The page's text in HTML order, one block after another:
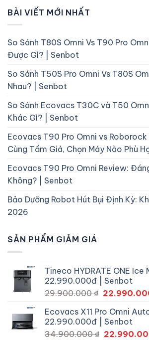
BÀI VIẾT MỚI NHẤT
So Sánh T80S Omni Vs T90 Pro
Được Gì? | Senbot
So Sánh T50S Pro Omni Vs T80S
Nhau? | Senbot
So Sánh Ecovacs T30C và T50
Khác Gì? | Senbot
Ecovacs T90 Pro Omni vs Roborock
Cùng Tầm Giá, Chọn Máy Nào Phù
Ecovacs T90 Pro Omni Review:
Không? | Senbot
Bảo Dưỡng Robot Hút Bụi Định Kỳ:
2026
SẢN PHẨM GIẢM GIÁ
Tineco HYDRATE ONE Ice
22.990.000đ | Senbot
29.900.000₫ Giá
là:
29.900.000
Ecovacs X11 Pro Omni
22.990.000đ | Senbot
34.900.000₫ Giá